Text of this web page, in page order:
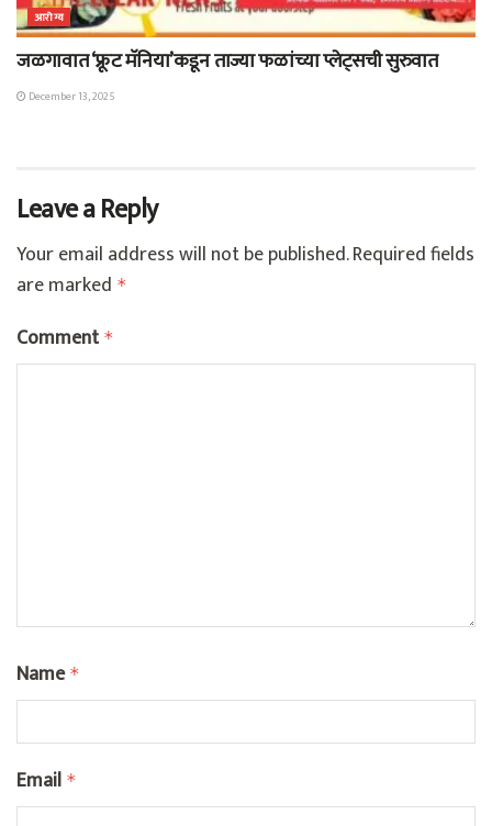
आरोग्य
जळगावात ‘फ्रूट मॅनिया’कडून ताज्या फळांच्या प्लेट्सची सुरुवात
December 13, 2025
Leave a Reply
Your email address will not be published.Required fields
are marked *
Comment *
Name *
Email *